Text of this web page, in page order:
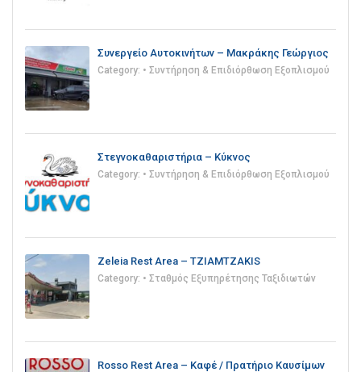
Συνεργείο Αυτοκινήτων – Μακράκης Γεώργιος
Category: • Συντήρηση & Επιδιόρθωση Εξοπλισμού
Στεγνοκαθαριστήρια – Κύκνος
Category: • Συντήρηση & Επιδιόρθωση Εξοπλισμού
Zeleia Rest Area – TZIAMTZAKIS
Category: • Σταθμός Εξυπηρέτησης Ταξιδιωτών
Rosso Rest Area – Καφέ / Πρατήριο Καυσίμων